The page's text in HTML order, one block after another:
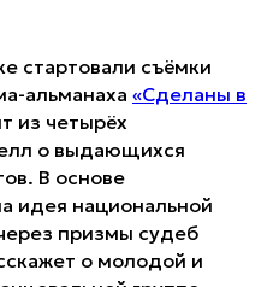
стартовали съёмки
альманаха «Сделаны в
из четырёх
о выдающихся
В основе
идея национальной
призмы судеб
о молодой и